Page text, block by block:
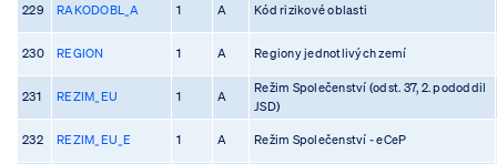
229 RAKODOBL_A 1 A Kód rizikové oblasti
230 REGION 1 A Regiony jednotlivých zemí
231 REZIM_EU 1 A
Režim Společenství (odst. 37, 2. pododdil
JSD)
232 REZIM_EU_E 1 A Režim Společenství - eCeP